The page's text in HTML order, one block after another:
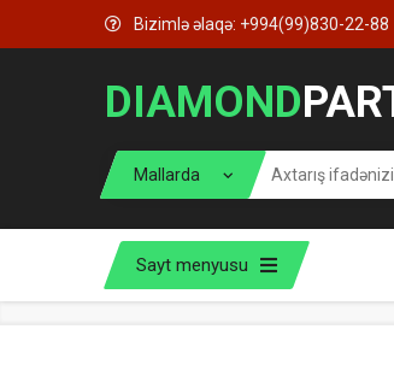
Bizimlə əlaqə: +994(99)830-22-88
DIAMOND
Sayt menyusu